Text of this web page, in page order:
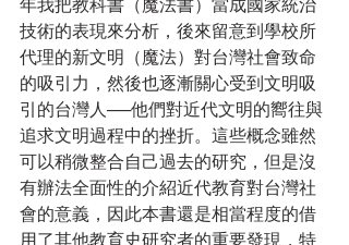
年我把教科書（魔法書）當成國家統治
技術的表現來分析，後來留意到學校所
代理的新文明（魔法）對台灣社會致命
的吸引力，然後也逐漸關心受到文明吸
引的台灣人──他們對近代文明的嚮往與
追求文明過程中的挫折。這些概念雖然
可以稍微整合自己過去的研究，但是沒
有辦法全面性的介紹近代教育對台灣社
會的意義，因此本書還是相當程度的借
用了其他教育史研究者的重要發現，特